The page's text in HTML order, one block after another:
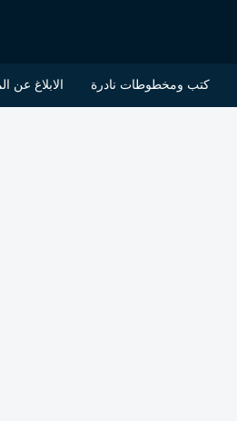
كتب ومخطوطات نادرة الابلاغ عن